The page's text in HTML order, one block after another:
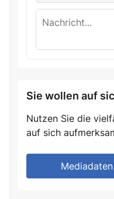
Sie wollen auf
Nutzen Sie die
auf sich